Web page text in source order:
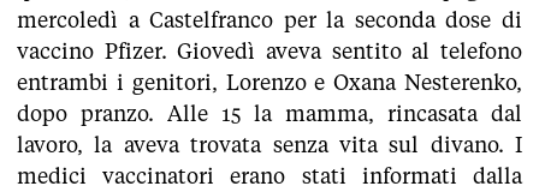
mercoledì a Castelfranco per la seconda dose di
vaccino Pfizer. Giovedì aveva sentito al telefono
entrambi i genitori, Lorenzo e Oxana Nesterenko,
dopo pranzo. Alle 15 la mamma, rincasata dal
lavoro, la aveva trovata senza vita sul divano. I
medici vaccinatori erano stati informati dalla